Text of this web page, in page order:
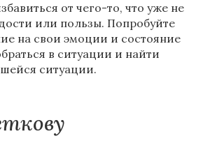
от чего-то, что уже не
или пользы. Попробуйте
на свои эмоции и состояние
в ситуации и найти
ситуации.